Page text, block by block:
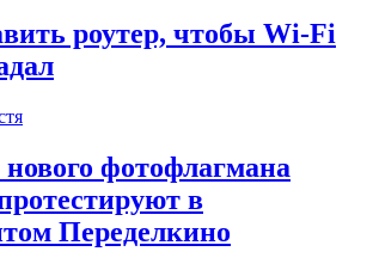
роутер, чтобы Wi-Fi
фотофлагмана
в
Переделкино